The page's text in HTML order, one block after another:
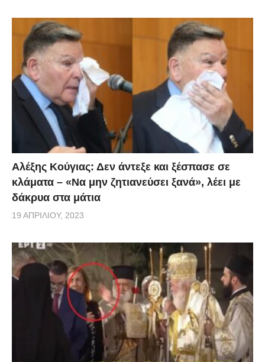
Αλέξης Κούγιας: Δεν άντεξε και ξέσπασε σε
κλάματα – «Να μην ζητιανεύσει ξανά», λέει με
δάκρυα στα μάτια
19 ΑΠΡΙΛΊΟΥ, 2023